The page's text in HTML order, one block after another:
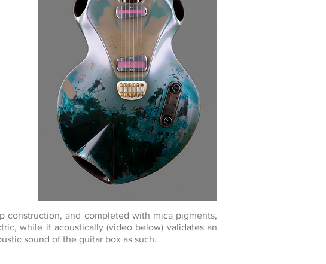
construction, and completed with mica pigments,
while it acoustically (video below) validates an
sound of the guitar box as such.